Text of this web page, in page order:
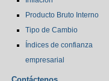
Producto Bruto Interno
Tipo de Cambio
Índices de confianza
empresarial